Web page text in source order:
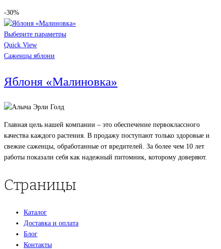
-30%
Выберите параметры
Quick View
Саженцы яблони
Яблоня «Малиновка»
Главная цель нашей компании – это обеспечение первоклассного
качества каждого растения. В продажу поступают только здоровые и
свежие саженцы, обработанные от вредителей. За более чем 10 лет
работы показали себя как надежный питомник, которому доверяют.
Страницы
Каталог
Доставка и оплата
Блог
Контакты